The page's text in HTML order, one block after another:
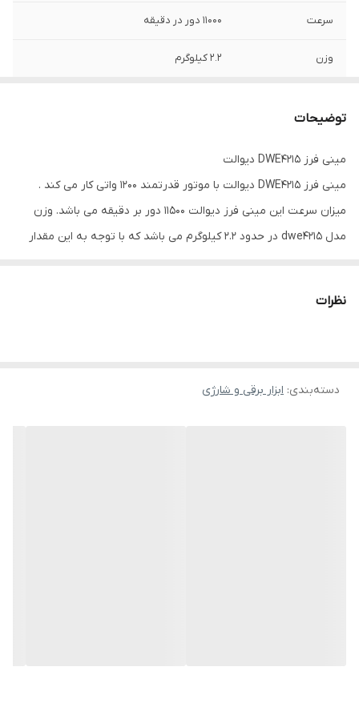
سرعت 11000 دور در دقیقه
وزن 2.2 کیلوگرم
توضیحات
مینی فرز DWE4215 دیوالت
مینی فرز DWE4215 دیوالت با موتور قدرتمند 1200 واتی کار می کند .
میزان سرعت این مینی فرز دیوالت 11500 دور بر دقیقه می باشد. وزن
مدل dwe4215 در حدود 2.2 کیلوگرم می باشد که با توجه به این مقدار
جهت رفاه کار افراد چپ و راست دست می باشد. همچنین دارای یک فن
ذرات و پلیسه های برش خورده در نظر گرفته شده است. میزان قطر
نظرات
دسته‌بندی: ابزار برقی و شارژی